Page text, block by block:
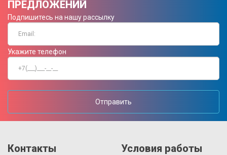
ПРЕДЛОЖЕНИЙ
Подпишитесь на нашу рассылку
Укажите телефон
Отправить
Контакты Условия работы